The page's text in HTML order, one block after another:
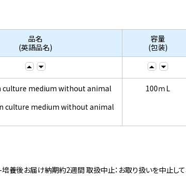
品名
(英語品名)
容量
(包装)
culture medium without animal
culture medium without animal
100ｍL
後お届け納期約2週間 取扱中止：お取り扱いを中止して